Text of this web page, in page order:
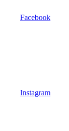
Facebook
Instagram